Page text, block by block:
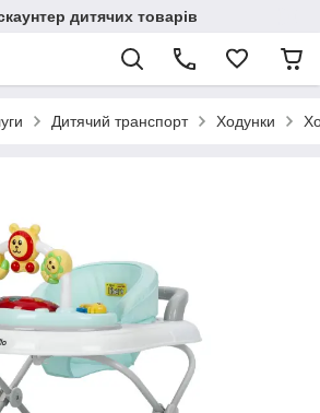
дитячих товарів
Дитячий транспорт Ходунки